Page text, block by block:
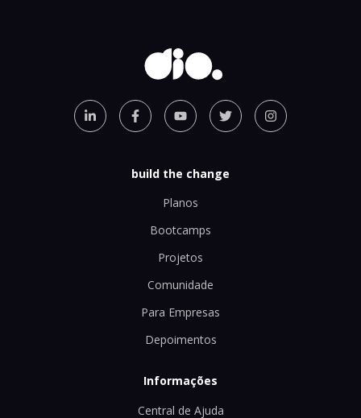
build the change
Planos
Bootcamps
Projetos
Comunidade
Para Empresas
Depoimentos
Informações
Central de Ajuda